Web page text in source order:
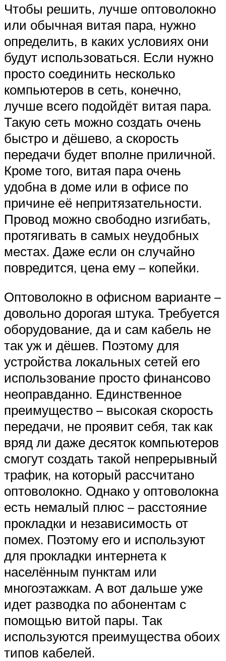
Чтобы решить, лучше оптоволокно
или обычная витая пара, нужно
определить, в каких условиях они
будут использоваться. Если нужно
просто соединить несколько
компьютеров в сеть, конечно,
лучше всего подойдёт витая пара.
Такую сеть можно создать очень
быстро и дёшево, а скорость
передачи будет вполне приличной.
Кроме того, витая пара очень
удобна в доме или в офисе по
причине её непритязательности.
Провод можно свободно изгибать,
протягивать в самых неудобных
местах. Даже если он случайно
повредится, цена ему – копейки.
Оптоволокно в офисном варианте –
довольно дорогая штука. Требуется
оборудование, да и сам кабель не
так уж и дёшев. Поэтому для
устройства локальных сетей его
использование просто финансово
неоправданно. Единственное
преимущество – высокая скорость
передачи, не проявит себя, так как
вряд ли даже десяток компьютеров
смогут создать такой непрерывный
трафик, на который рассчитано
оптоволокно. Однако у оптоволокна
есть немалый плюс – расстояние
прокладки и независимость от
помех. Поэтому его и используют
для прокладки интернета к
населённым пунктам или
многоэтажкам. А вот дальше уже
идет разводка по абонентам с
помощью витой пары. Так
используются преимущества обоих
типов кабелей.